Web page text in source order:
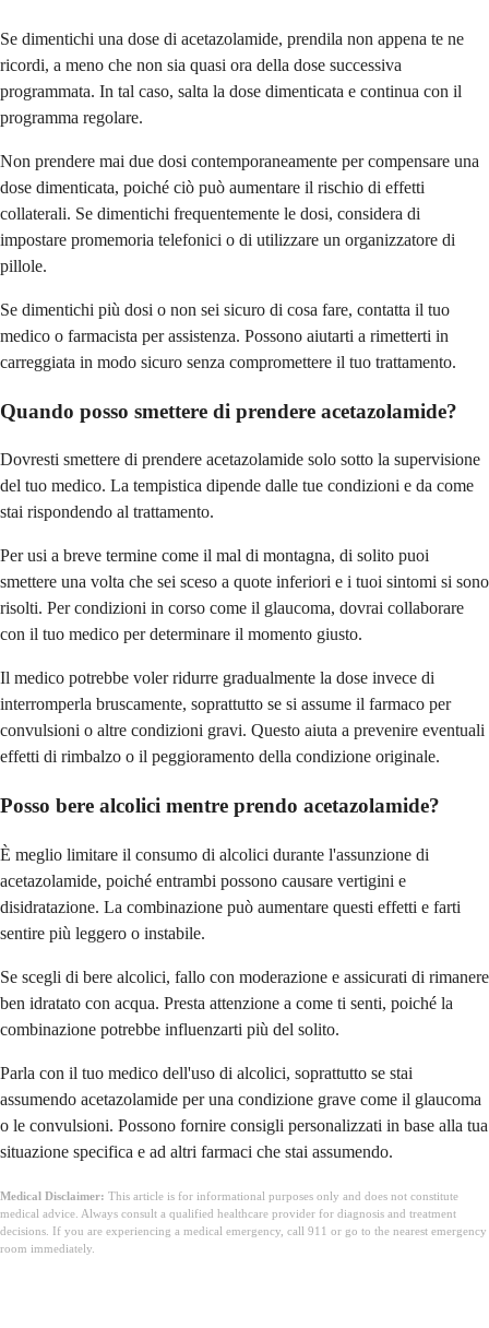
Se dimentichi una dose di acetazolamide, prendila non appena te ne
ricordi, a meno che non sia quasi ora della dose successiva
programmata. In tal caso, salta la dose dimenticata e continua con il
programma regolare.
Non prendere mai due dosi contemporaneamente per compensare una
dose dimenticata, poiché ciò può aumentare il rischio di effetti
collaterali. Se dimentichi frequentemente le dosi, considera di
impostare promemoria telefonici o di utilizzare un organizzatore di
pillole.
Se dimentichi più dosi o non sei sicuro di cosa fare, contatta il tuo
medico o farmacista per assistenza. Possono aiutarti a rimetterti in
carreggiata in modo sicuro senza compromettere il tuo trattamento.
Quando posso smettere di prendere acetazolamide?
Dovresti smettere di prendere acetazolamide solo sotto la supervisione
del tuo medico. La tempistica dipende dalle tue condizioni e da come
stai rispondendo al trattamento.
Per usi a breve termine come il mal di montagna, di solito puoi
smettere una volta che sei sceso a quote inferiori e i tuoi sintomi si sono
risolti. Per condizioni in corso come il glaucoma, dovrai collaborare
con il tuo medico per determinare il momento giusto.
Il medico potrebbe voler ridurre gradualmente la dose invece di
interromperla bruscamente, soprattutto se si assume il farmaco per
convulsioni o altre condizioni gravi. Questo aiuta a prevenire eventuali
effetti di rimbalzo o il peggioramento della condizione originale.
Posso bere alcolici mentre prendo acetazolamide?
È meglio limitare il consumo di alcolici durante l'assunzione di
acetazolamide, poiché entrambi possono causare vertigini e
disidratazione. La combinazione può aumentare questi effetti e farti
sentire più leggero o instabile.
Se scegli di bere alcolici, fallo con moderazione e assicurati di rimanere
ben idratato con acqua. Presta attenzione a come ti senti, poiché la
combinazione potrebbe influenzarti più del solito.
Parla con il tuo medico dell'uso di alcolici, soprattutto se stai
assumendo acetazolamide per una condizione grave come il glaucoma
o le convulsioni. Possono fornire consigli personalizzati in base alla tua
situazione specifica e ad altri farmaci che stai assumendo.
Medical Disclaimer: This article is for informational purposes only and does not constitute
medical advice. Always consult a qualified healthcare provider for diagnosis and treatment
decisions. If you are experiencing a medical emergency, call 911 or go to the nearest emergency
room immediately.